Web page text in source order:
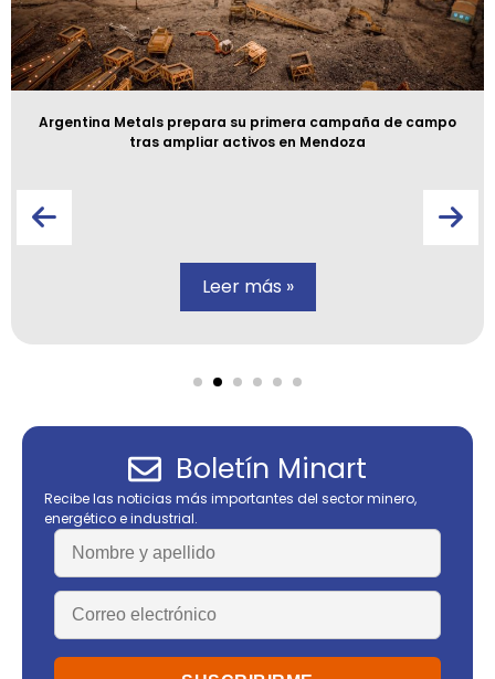
Argentina Metals prepara su primera campaña de campo
tras ampliar activos en Mendoza
Leer más »
Boletín Minart
Recibe las noticias más importantes del sector minero,
energético e industrial.